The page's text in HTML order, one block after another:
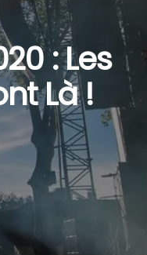
: Les
Là !